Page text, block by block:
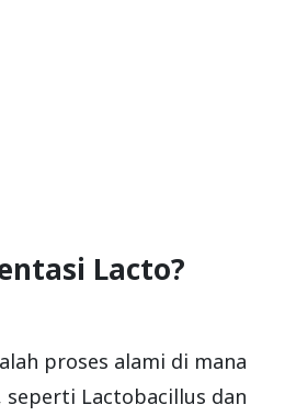
Lacto?
proses alami di mana
Lactobacillus dan